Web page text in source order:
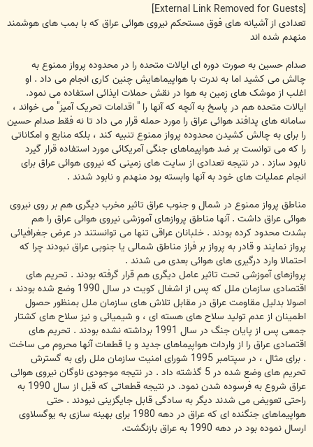
[External Link Removed for Guests]
تعدادی از آشیانه های فوق مستحکم نیروی هوائی عراق که با بمب های هوشمند
منهدم شده اند
صدام حسین به صورت دوره ای ایالات متحده را در محدوده پرواز ممنوع به
چالش می کشید اما به ندرت با هواپیماهایش چنین کاری انجام می داد . او
اغلب از موشک های زمین به هوا در نقش حملات ایذائی استفاده می نمود.
ایالات متحده هم در پاسخ به آنچه که آنها را " اقدامات تحریک آمیز" می خواند ،
سامانه های پدافند هوائی عراق را مورد حمله قرار می داد تا نه فقط صدام حسین
را برای به چالش کشیدن محدوده پرواز ممنوع تنبیه کند ، بلکه منابع و امکاناتی
را که می توانست بر ضد هواپیماهای جنگی آمریکائی مورد استفاده قرار گیرد
نابود سازد . در نتیجه تعدادی از سایت های زمینی که نیروی هوائی عراق برای
انجام عملیات های خود به آنها وابسته بود منهدم و نابود شدند .
مناطق پرواز ممنوع در شمال و جنوب عراق تاثیر مخرب دیگری هم بر روی نیروی
هوائی عراق داشت . آنها مناطق پروازهای آموزشی نیروی هوائی عراق را هم
بشدت محدود کرده بودند . خلبانان عراقی تنها می توانستند در عرض جغرافیائی
پرواز نمایند و قادر به پرواز بر فراز مناطق شمالی یا جنوبی عراق نبودند چرا که
احتمالا وارد درگیری های هوائی بعدی می شدند .
پروازهای آموزشی تحت تاثیر عامل دیگری هم قرار گرفته بودند . تحریم های
اقتصادی سازمان ملل که پس از اشغال کویت در سال 1990 وضع شده بودند ،
اصولا بدلیل مقاومت عراق در مقابل تلاش های سازمان ملل بمنظور حصول
اطمینان از عدم تولید سلاح های هسته ای ، و شیمیائی و نیز سلاح های کشتار
جمعی پس از پایان جنگ در سال 1991 برداشته نشده بودند . تحریم های
اقتصادی عراق را از واردات هواپیماهای جدید و یا قطعات آنها محروم می ساخت
. برای مثال ، در سپتامبر 1995 شورای امنیت سازمان ملل رای به گسترش
تحریم های وضع شده در 5 گذشته داد . در نتیجه موجودی ناوگان نیروی هوائی
عراق شروع به فرسوده شدن نمود. در نتیجه قطعاتی که قبل از سال 1990 به
راحتی تعویض می شدند دیگر به سادگی قابل جایگزینی نبودند . حتی
هواپیماهای جنگنده ای که عراق در دهه 1980 برای بهینه سازی به یوگسلاوی
ارسال نموده بود در دهه 1990 به عراق بازنگشت.